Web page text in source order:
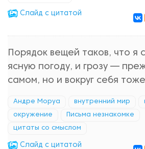
Cлайд с цитатой
Порядок вещей таков, что я
ясную погоду, и грозу —
самом, но и вокруг себя
Андре Моруа внутренний мир
окружение Письма незнакомке
цитаты со смыслом
Cлайд с цитатой